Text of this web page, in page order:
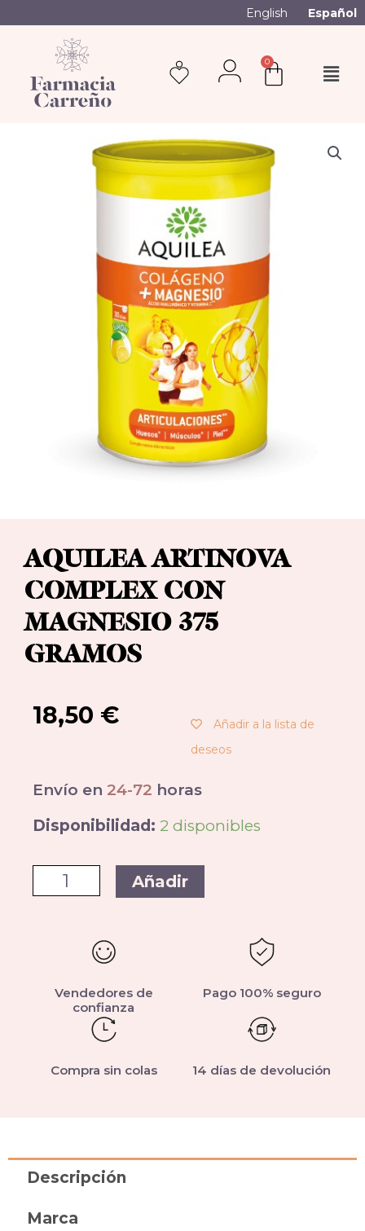
English Español
0
AQUILEA ARTINOVA
COMPLEX CON
MAGNESIO 375
GRAMOS
18,50 €
Añadir a la lista de
deseos
Envío en 24-72 horas
Disponibilidad: 2 disponibles
Añadir
Vendedores de
confianza
Pago 100% seguro
Compra sin colas 14 días de devolución
Descripción
Marca